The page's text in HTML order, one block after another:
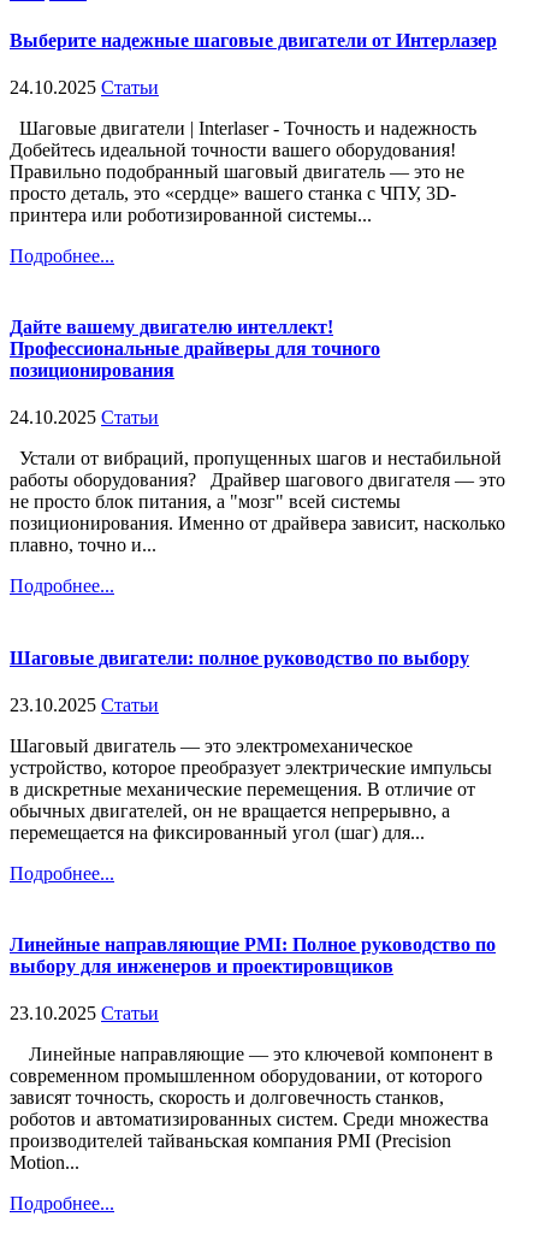
Выберите надежные шаговые двигатели от Интерлазер
24.10.2025 Статьи
Шаговые двигатели | Interlaser - Точность и надежность
Добейтесь идеальной точности вашего оборудования!
Правильно подобранный шаговый двигатель — это не
просто деталь, это «сердце» вашего станка с ЧПУ, 3D-
принтера или роботизированной системы...
Подробнее...
Дайте вашему двигателю интеллект!
Профессиональные драйверы для точного
позиционирования
24.10.2025 Статьи
Устали от вибраций, пропущенных шагов и нестабильной
работы оборудования? Драйвер шагового двигателя — это
не просто блок питания, а "мозг" всей системы
позиционирования. Именно от драйвера зависит, насколько
плавно, точно и...
Подробнее...
Шаговые двигатели: полное руководство по выбору
23.10.2025 Статьи
Шаговый двигатель — это электромеханическое
устройство, которое преобразует электрические импульсы
в дискретные механические перемещения. В отличие от
обычных двигателей, он не вращается непрерывно, а
перемещается на фиксированный угол (шаг) для...
Подробнее...
Линейные направляющие PMI: Полное руководство по
выбору для инженеров и проектировщиков
23.10.2025 Статьи
Линейные направляющие — это ключевой компонент в
современном промышленном оборудовании, от которого
зависят точность, скорость и долговечность станков,
роботов и автоматизированных систем. Среди множества
производителей тайваньская компания PMI (Precision
Motion...
Подробнее...